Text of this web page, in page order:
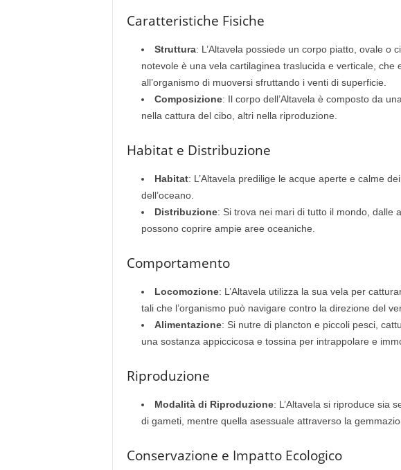
Caratteristiche Fisiche
Struttura: L’Altavela possiede un corpo piatto, ovale o
notevole è una vela cartilaginea traslucida e verticale,
all’organismo di muoversi sfruttando i venti di superficie.
Composizione: Il corpo dell’Altavela è composto da
nella cattura del cibo, altri nella riproduzione.
Habitat e Distribuzione
Habitat: L’Altavela predilige le acque aperte e calme
dell’oceano.
Distribuzione: Si trova nei mari di tutto il mondo, dalle
possono coprire ampie aree oceaniche.
Comportamento
Locomozione: L’Altavela utilizza la sua vela per
tali che l’organismo può navigare contro la direzione del
Alimentazione: Si nutre di plancton e piccoli pesci,
una sostanza appiccicosa e tossina per intrappolare e
Riproduzione
Modalità di Riproduzione: L’Altavela si riproduce sia
di gameti, mentre quella asessuale attraverso la
Conservazione e Impatto Ecologico